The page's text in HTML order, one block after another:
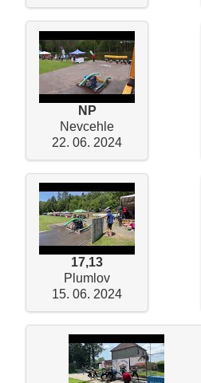
NP
Nevcehle
22. 06. 2024
17,13
Plumlov
15. 06. 2024